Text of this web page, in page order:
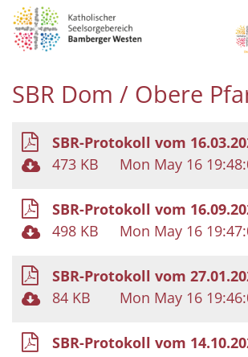
Zum Inhalt springen
SBR Dom / Obere
SBR-Protokoll vom
473 KB
Mon May 16
SBR-Protokoll vom
498 KB
Mon May 16
SBR-Protokoll vom
84 KB
Mon May 16
SBR-Protokoll vom